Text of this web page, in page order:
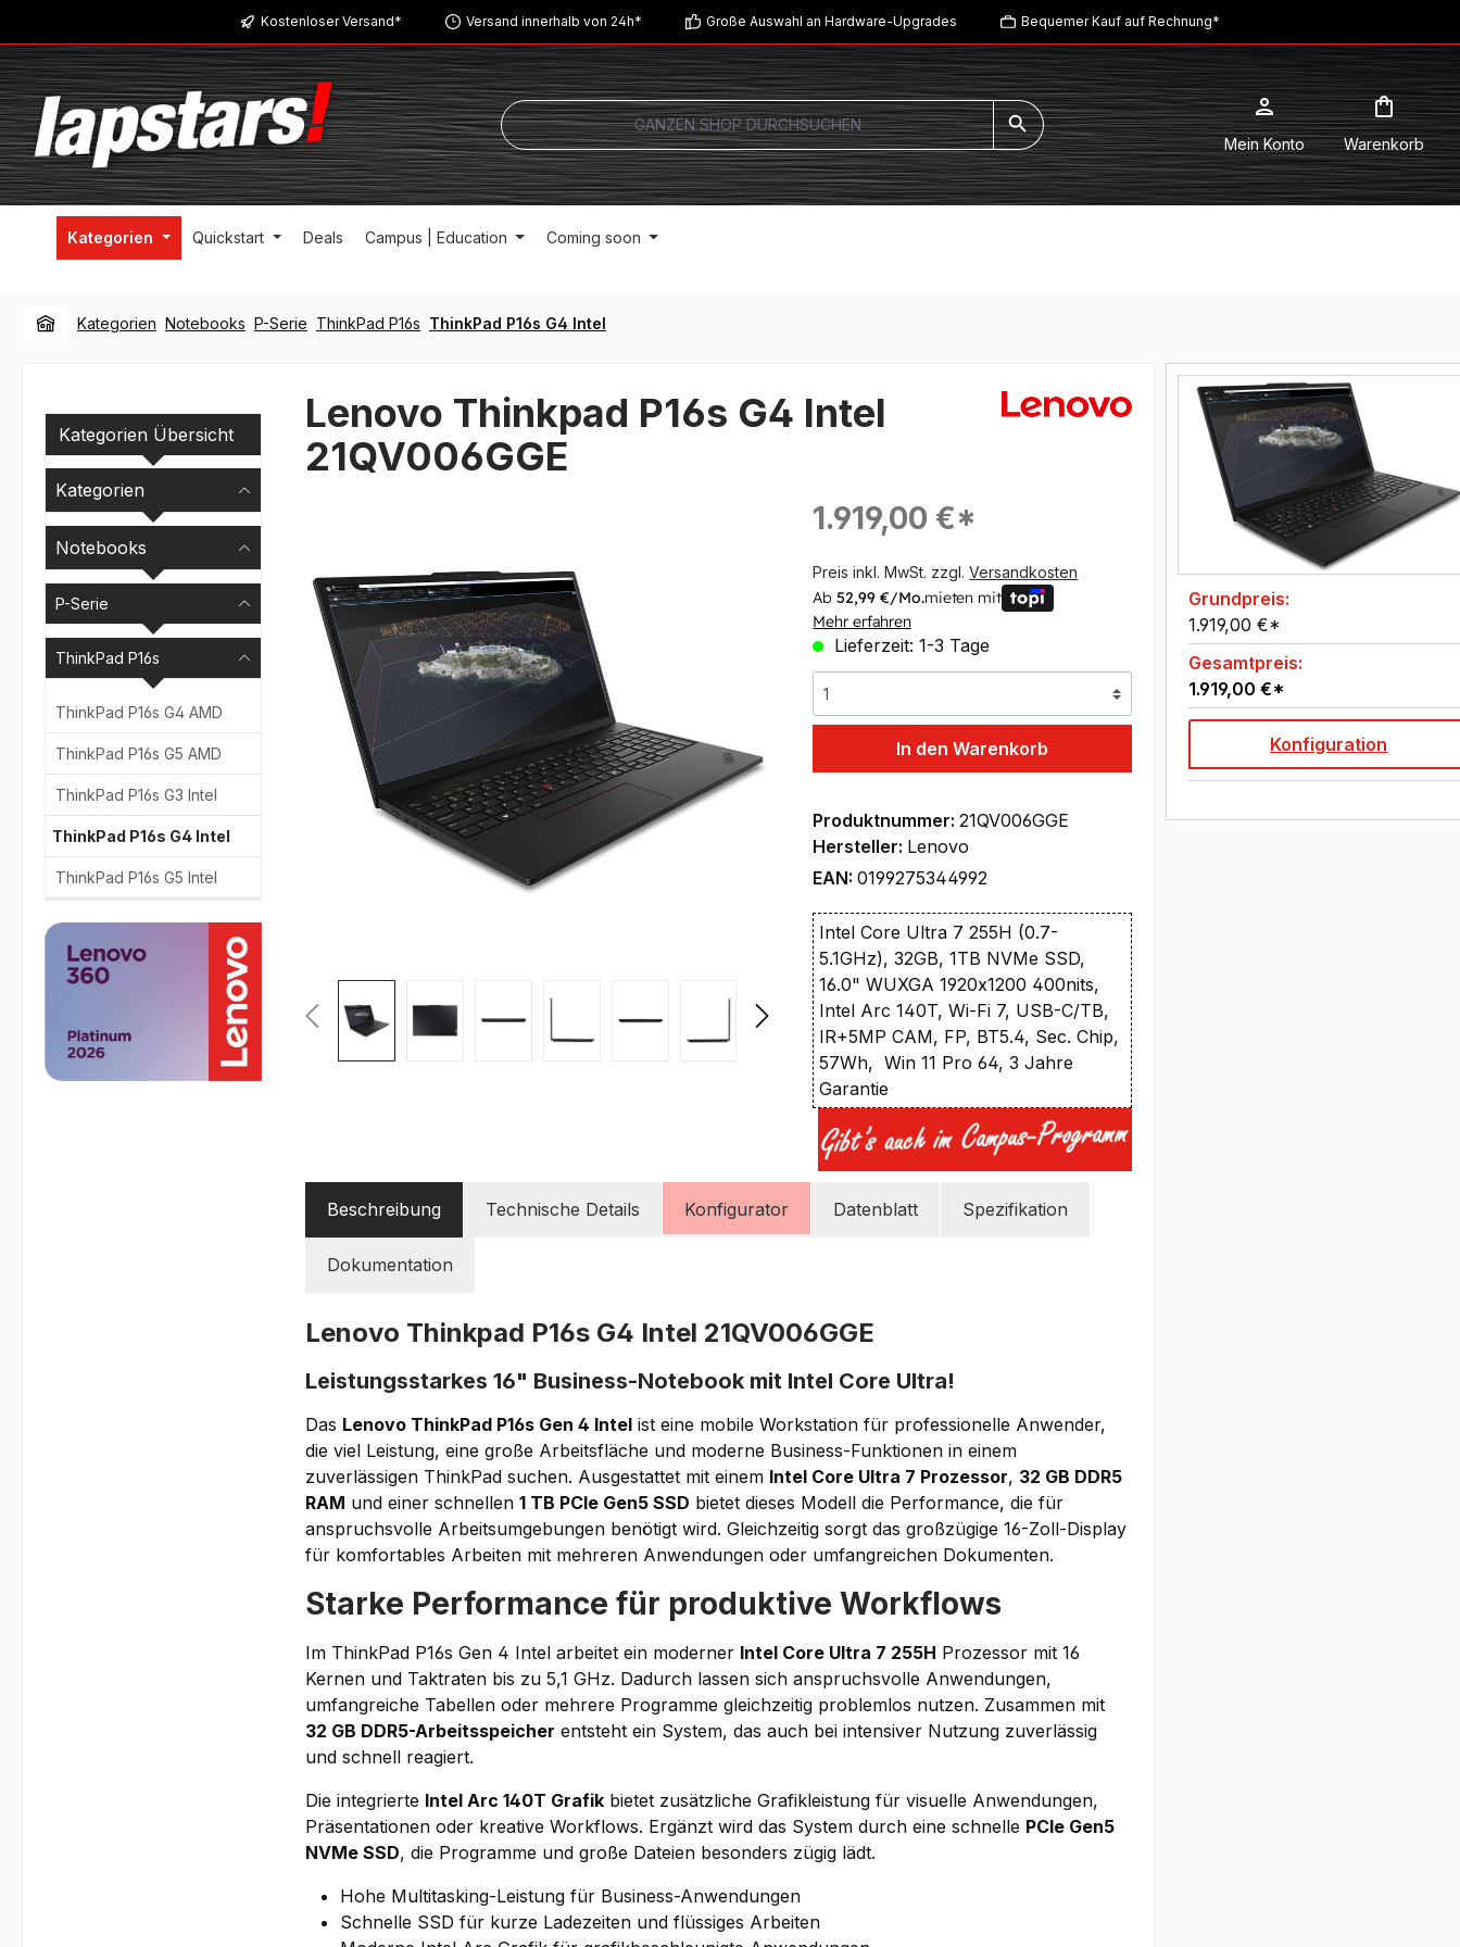
Zur Hauptnavigation springenKostenloser Versand* Versand innerhalb von 24h* Große Auswahl an Hardware-Upgrades Bequemer Kauf auf Rechnung*
Mein Konto Warenkorb
Kategorien Quickstart Deals Campus | Education Coming soon
Kategorien Notebooks P-Serie ThinkPad P16s ThinkPad P16s G4 Intel
Kategorien Übersicht
Kategorien
Notebooks
P-Serie
ThinkPad P16s
ThinkPad P16s G4 AMD
ThinkPad P16s G5 AMD
ThinkPad P16s G3 Intel
ThinkPad P16s G4 Intel
ThinkPad P16s G5 Intel
Lenovo Thinkpad P16s G4 Intel
21QV006GGE
Regulärer Preis:
1.919,00 €*
Preis inkl. MwSt. zzgl.Versandkosten
Ab52,99 €/Mo.mieten mit
Mehr erfahren
Lieferzeit: 1-3 Tage
In den Warenkorb
Produktnummer:21QV006GGE
Hersteller: Lenovo
EAN:0199275344992
Intel Core Ultra 7 255H (0.7-
5.1GHz), 32GB, 1TB NVMe SSD,
16.0" WUXGA 1920x1200 400nits,
Intel Arc 140T, Wi-Fi 7, USB-C/TB,
IR+5MP CAM, FP, BT5.4, Sec. Chip,
57Wh, Win 11 Pro 64, 3 Jahre
Garantie
Beschreibung Technische Details Konfigurator Datenblatt Spezifikation
Dokumentation
Lenovo Thinkpad P16s G4 Intel 21QV006GGE
Leistungsstarkes 16" Business-Notebook mit Intel Core Ultra!
Das Lenovo ThinkPad P16s Gen 4 Intel ist eine mobile Workstation für professionelle Anwender,
die viel Leistung, eine große Arbeitsfläche und moderne Business-Funktionen in einem
zuverlässigen ThinkPad suchen. Ausgestattet mit einem Intel Core Ultra 7 Prozessor, 32 GB DDR5
RAM und einer schnellen1 TB PCIe Gen5 SSD bietet dieses Modell die Performance, die für
anspruchsvolle Arbeitsumgebungen benötigt wird. Gleichzeitig sorgt das großzügige 16-Zoll-Display
für komfortables Arbeiten mit mehreren Anwendungen oder umfangreichen Dokumenten.
Starke Performance für produktive Workflows
Im ThinkPad P16s Gen 4 Intel arbeitet ein moderner Intel Core Ultra 7 255H Prozessor mit 16
Kernen und Taktraten bis zu 5,1 GHz. Dadurch lassen sich anspruchsvolle Anwendungen,
umfangreiche Tabellen oder mehrere Programme gleichzeitig problemlos nutzen. Zusammen mit
32 GB DDR5-Arbeitsspeicher entsteht ein System, das auch bei intensiver Nutzung zuverlässig
und schnell reagiert.
Die integrierte Intel Arc 140T Grafik bietet zusätzliche Grafikleistung für visuelle Anwendungen,
Präsentationen oder kreative Workflows. Ergänzt wird das System durch eine schnelle PCIe Gen5
NVMe SSD, die Programme und große Dateien besonders zügig lädt.
Hohe Multitasking-Leistung für Business-Anwendungen
Schnelle SSD für kurze Ladezeiten und flüssiges Arbeiten
Grundpreis:
1.919,00 €*
Gesamtpreis:
1.919,00 €*
Konfiguration